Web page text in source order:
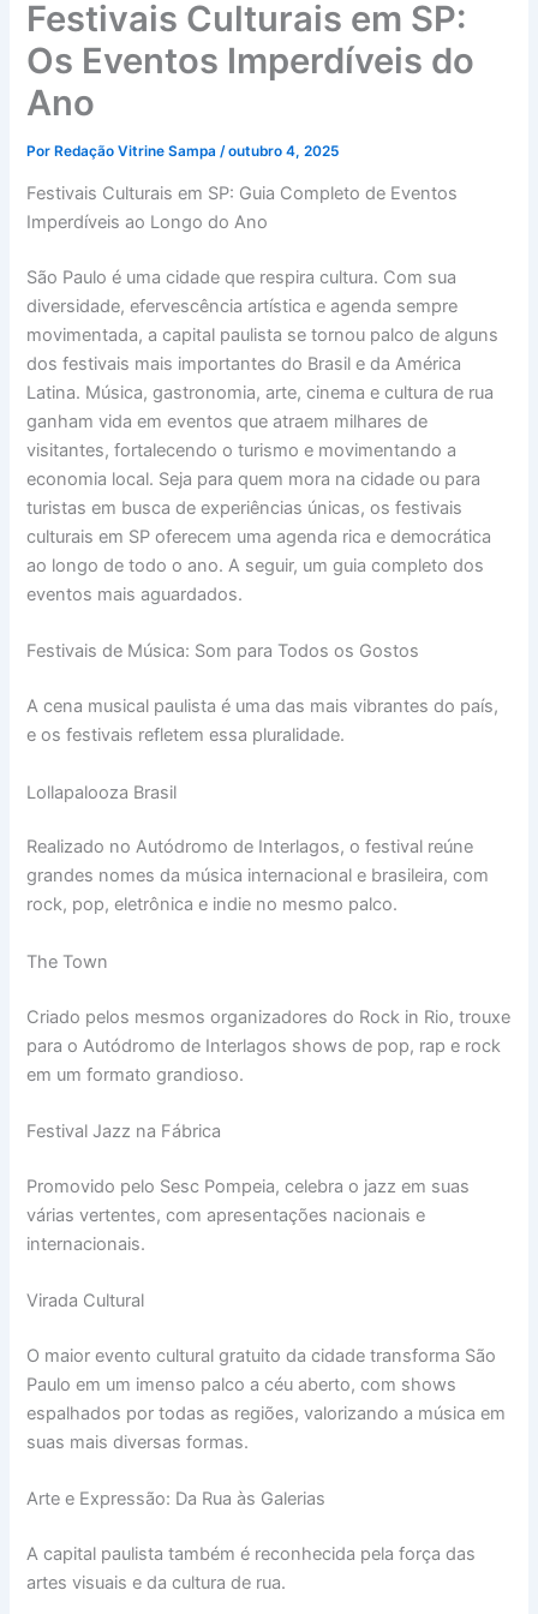
Festivais Culturais em SP:
Os Eventos Imperdíveis do
Ano
PorRedação Vitrine Sampa /outubro 4, 2025
Festivais Culturais em SP: Guia Completo de Eventos
Imperdíveis ao Longo do Ano
São Paulo é uma cidade que respira cultura. Com sua
diversidade, efervescência artística e agenda sempre
movimentada, a capital paulista se tornou palco de alguns
dos festivais mais importantes do Brasil e da América
Latina. Música, gastronomia, arte, cinema e cultura de rua
ganham vida em eventos que atraem milhares de
visitantes, fortalecendo o turismo e movimentando a
economia local. Seja para quem mora na cidade ou para
turistas em busca de experiências únicas, os festivais
culturais em SP oferecem uma agenda rica e democrática
ao longo de todo o ano. A seguir, um guia completo dos
eventos mais aguardados.
Festivais de Música: Som para Todos os Gostos
A cena musical paulista é uma das mais vibrantes do país,
e os festivais refletem essa pluralidade.
Lollapalooza Brasil
Realizado no Autódromo de Interlagos, o festival reúne
grandes nomes da música internacional e brasileira, com
rock, pop, eletrônica e indie no mesmo palco.
The Town
Criado pelos mesmos organizadores do Rock in Rio, trouxe
para o Autódromo de Interlagos shows de pop, rap e rock
em um formato grandioso.
Festival Jazz na Fábrica
Promovido pelo Sesc Pompeia, celebra o jazz em suas
várias vertentes, com apresentações nacionais e
internacionais.
Virada Cultural
O maior evento cultural gratuito da cidade transforma São
Paulo em um imenso palco a céu aberto, com shows
espalhados por todas as regiões, valorizando a música em
suas mais diversas formas.
Arte e Expressão: Da Rua às Galerias
A capital paulista também é reconhecida pela força das
artes visuais e da cultura de rua.